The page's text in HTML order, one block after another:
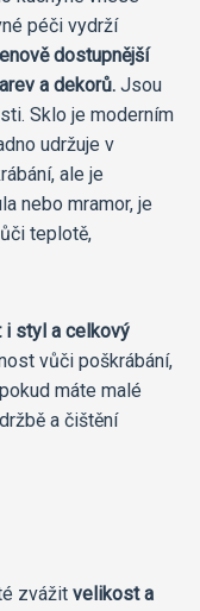
péči vydrží
dostupnější
a dekorů. Jsou
Sklo je moderním
udržuje v
ale je
nebo mramor, je
teplotě,
i styl a celkový
vůči poškrábání,
máte malé
a čištění
zvážit velikost a